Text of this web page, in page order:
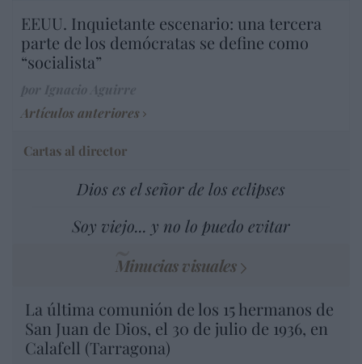
EEUU. Inquietante escenario: una tercera
parte de los demócratas se define como
“socialista”
Artículos anteriores
Cartas al director
Dios es el señor de los eclipses
Soy viejo... y no lo puedo evitar
Minucias visuales
La última comunión de los 15 hermanos de
San Juan de Dios, el 30 de julio de 1936, en
Calafell (Tarragona)